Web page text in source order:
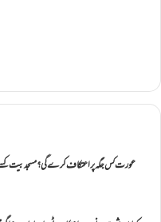
عورت کس جگہ پر اعتکاف کرے گی؟مسجد بیت کسے